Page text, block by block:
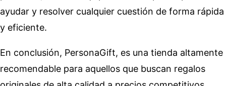
ayudar y resolver cualquier cuestión de forma rápida
y eficiente.
En conclusión, PersonaGift, es una tienda altamente
recomendable para aquellos que buscan regalos